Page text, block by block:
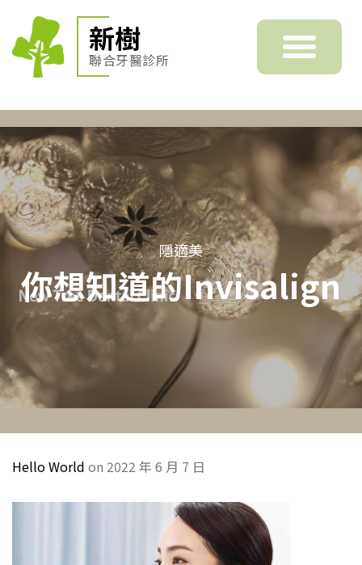
新樹
聯合牙醫診所
隱適美
你想知道的Invisalign
Hello World on 2022 年 6 月 7 日